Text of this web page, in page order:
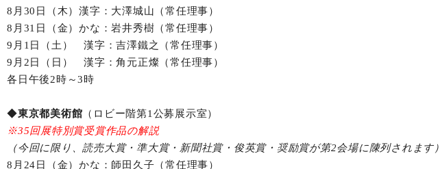
8月30日（木）漢字：大澤城山（常任理事）
8月31日（金）かな：岩井秀樹（常任理事）
9月1日（土） 漢字：吉澤鐵之（常任理事）
9月2日（日） 漢字：角元正燦（常任理事）
各日午後2時～3時
◆東京都美術館 （ロビー階第1公募展示室）
※35回展特別賞受賞作品の解説
（今回に限り、読売大賞・準大賞・新聞社賞・俊英賞・奨励賞が第2会場に陳列されます）
8月24日（金）かな：師田久子（常任理事）